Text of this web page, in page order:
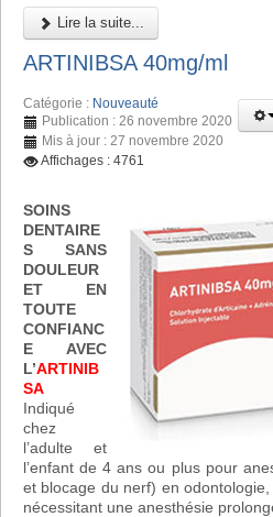
Lire la suite...
ARTINIBSA 40mg/ml
Catégorie : Nouveauté
Publication : 26 novembre 2020
Mis à jour : 27 novembre 2020
Affichages : 4761
SOINS
DENTAIRE
S SANS
DOULEUR
ET EN
TOUTE
CONFIANC
E AVEC
L’ARTINIB
SA
Indiqué
chez
l’adulte et
l’enfant de 4 ans ou plus pour
et blocage du nerf) en
nécessitant une anesthésie